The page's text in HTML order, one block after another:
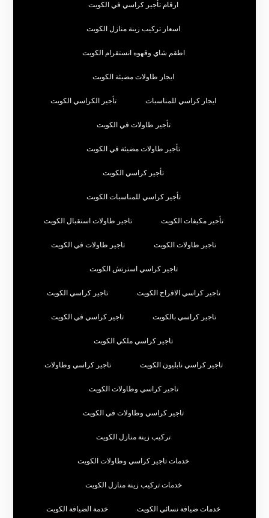
ارقام تأجير كراسي في الكويت
اسعار تركيب زينة منازل الكويت
اطقم شاي وقهوه انستقرام الكويت
ايجار طاولات مضيئة الكويت
ايجار كراسي للمناسبات تأجير الكراسي الكويت
تأجير طاولات في الكويت
تأجير طاولات مضيئة في الكويت
تأجير كراسي الكويت
تأجير كراسي للمناسبات الكويت
تأجير مكيفات الكويت تاجير طاولات استقبال الكويت
تاجير طاولات الكويت تاجير طاولات في الكويت
تاجير كراسي استرتش الكويت
تاجير كراسي الافراح الكويت تاجير كراسي الكويت
تاجير كراسي بالكويت تاجير كراسي في الكويت
تاجير كراسي ملكي الكويت
تاجير كراسي نابليون الكويت تاجير كراسي وطاولات
تاجير كراسي وطاولات الكويت
تاجير كراسي وطاولات في الكويت
تركيب زينة منازل الكويت
خدمات تاجير كراسي وطاولات الكويت
خدمات تركيب زينة منازل الكويت
خدمات ضيافة نسائي الكويت خدمة الضيافة الكويت